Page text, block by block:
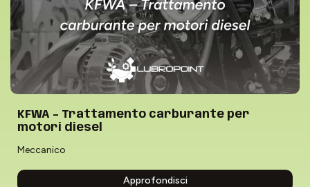
KFWA – Trattamento carburante per
motori diesel
Meccanico
Approfondisci